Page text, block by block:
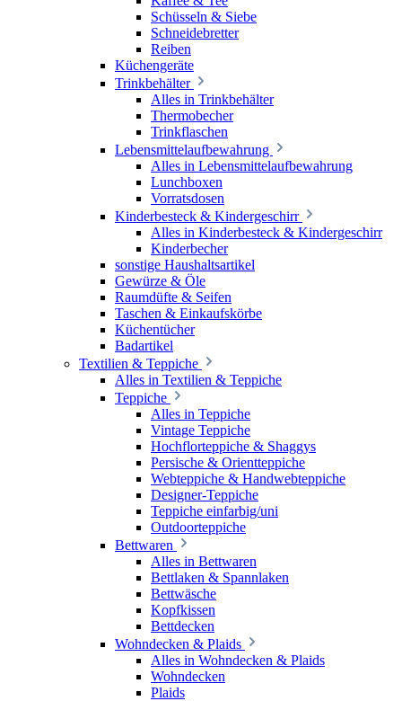
Schüsseln & Siebe
Schneidebretter
Reiben
Küchengeräte
Trinkbehälter
Alles in Trinkbehälter
Thermobecher
Trinkflaschen
Lebensmittelaufbewahrung
Alles in Lebensmittelaufbewahrung
Lunchboxen
Vorratsdosen
Kinderbesteck & Kindergeschirr
Alles in Kinderbesteck & Kindergeschirr
Kinderbecher
sonstige Haushaltsartikel
Gewürze & Öle
Raumdüfte & Seifen
Taschen & Einkaufskörbe
Küchentücher
Badartikel
Textilien & Teppiche
Alles in Textilien & Teppiche
Teppiche
Alles in Teppiche
Vintage Teppiche
Hochflorteppiche & Shaggys
Persische & Orientteppiche
Webteppiche & Handwebteppiche
Designer-Teppiche
Teppiche einfarbig/uni
Outdoorteppiche
Bettwaren
Alles in Bettwaren
Bettlaken & Spannlaken
Bettwäsche
Kopfkissen
Bettdecken
Wohndecken & Plaids
Alles in Wohndecken & Plaids
Wohndecken
Plaids